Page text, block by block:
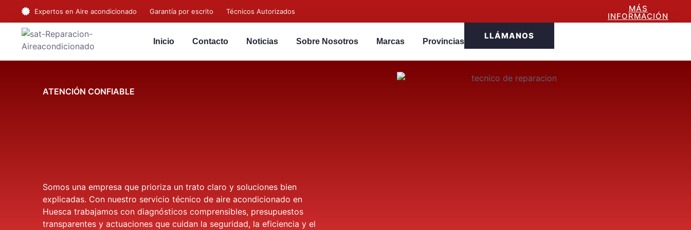
Expertos en Aire acondicionado Garantía por escrito Técnicos Autorizados MÁS
INFORMACIÓN
Inicio Contacto Noticias Sobre Nosotros Marcas Provincias
LLÁMANOS
ATENCIÓN CONFIABLE
Somos una empresa que prioriza un trato claro y soluciones bien
explicadas. Con nuestro servicio técnico de aire acondicionado en
Huesca trabajamos con diagnósticos comprensibles, presupuestos
transparentes y actuaciones que cuidan la seguridad, la eficiencia y el